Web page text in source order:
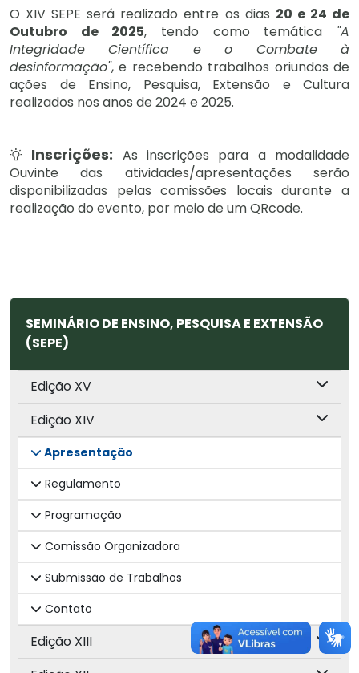
O XIV SEPE será realizado entre os dias 20 e 24 de
Outubro de 2025, tendo como temática "A
Integridade Científica e o Combate à
desinformação", e recebendo trabalhos oriundos de
ações de Ensino, Pesquisa, Extensão e Cultura
realizados nos anos de 2024 e 2025.
Inscrições: As inscrições para a modalidade
Ouvinte das atividades/apresentações serão
disponibilizadas pelas comissões locais durante a
realização do evento, por meio de um QRcode.
SEMINÁRIO DE ENSINO, PESQUISA E EXTENSÃO
(SEPE)
Edição XV
Edição XIV
Apresentação
Regulamento
Programação
Comissão Organizadora
Submissão de Trabalhos
Contato
Edição XIII